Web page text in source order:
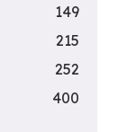
149
215
252
400